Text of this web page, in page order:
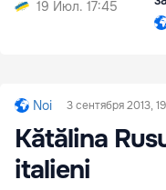
19 Июл. 17:45
Noi 3 сентября 2013,
Kătălina
italieni